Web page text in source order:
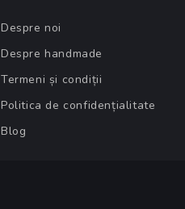
Despre noi
Despre handmade
Termeni și condiții
Politica de confidențialitate
Blog